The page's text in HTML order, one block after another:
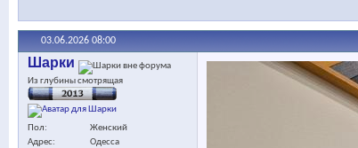
03.06.2026 08:00
Шарки
Из глубины смотрящая
Пол
Женский
Адрес
Одесса